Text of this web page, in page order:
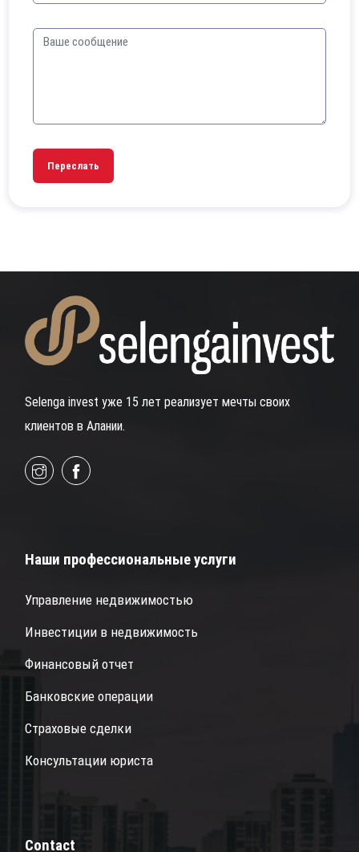
Переслать
Selenga invest уже 15 лет реализует мечты своих
клиентов в Алании.
Наши профессиональные услуги
Управление недвижимостью
Инвестиции в недвижимость
Финансовый отчет
Банковские операции
Страховые сделки
Консультации юриста
Contact